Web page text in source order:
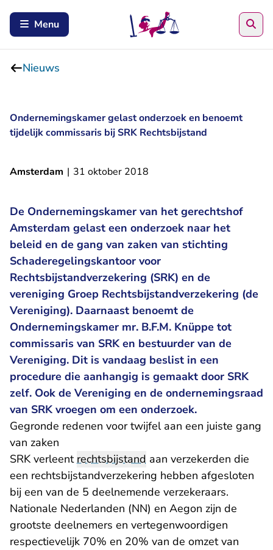
Menu
Nieuws
Ondernemingskamer gelast onderzoek en benoemt
tijdelijk commissaris bij SRK Rechtsbijstand
Amsterdam | 31 oktober 2018
De Ondernemingskamer van het gerechtshof
Amsterdam gelast een onderzoek naar het
beleid en de gang van zaken van stichting
Schaderegelingskantoor voor
Rechtsbijstandverzekering (SRK) en de
vereniging Groep Rechtsbijstandverzekering (de
Vereniging). Daarnaast benoemt de
Ondernemingskamer mr. B.F.M. Knüppe tot
commissaris van SRK en bestuurder van de
Vereniging. Dit is vandaag beslist in een
procedure die aanhangig is gemaakt door SRK
zelf. Ook de Vereniging en de ondernemingsraad
van SRK vroegen om een onderzoek.
Gegronde redenen voor twijfel aan een juiste gang
van zaken
SRK verleentrechtsbijstand aan verzekerden die
een rechtsbijstandverzekering hebben afgesloten
bij een van de 5 deelnemende verzekeraars.
Nationale Nederlanden (NN) en Aegon zijn de
grootste deelnemers en vertegenwoordigen
respectievelijk 70% en 20% van de omzet van